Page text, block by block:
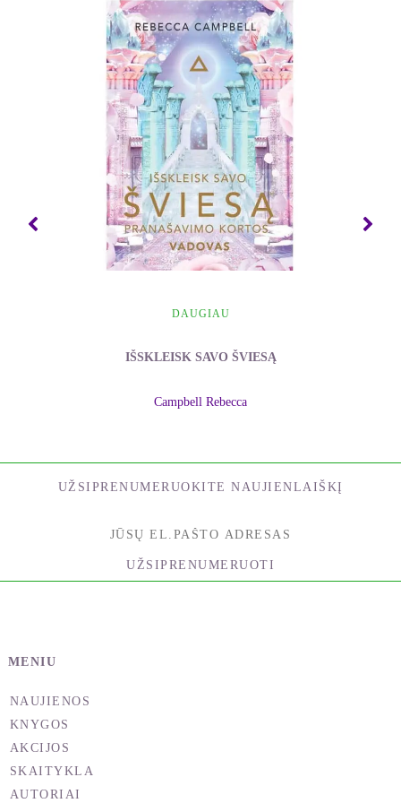
sukūrį, leiskis į kelionę dar nepažintais
Neringos sielos pasaulio toliais, atverk širdį per eilių
ritmą ir įžodintus jausmus plūstančiai meilei.
Skaitant kvėpuok, įkvėpdamas meilę ir
iškvėpdamas dėkingumą. Taip kurdami stebuklus,
dauginame TAIKĄ su Dievu savo širdyse.
Su meile, dėl meilės, apie meilę
Ala Tamulienė
Kiekvienas Neringos kūrinys - tai tarsi atskiri
tų paSaulių giliuose srautuose. Atrandi sau daugybę
Jie skirtingi, kaip skirtingos išgyventos akimirkos ir
gyvasties. Kiekvieną išgyveni tarsi atskirą
DAUGIAU
IŠSKLEISK SAVO ŠVIESĄ
Campbell Rebecca
UŽSIPRENUMERUOKITE NAUJIENLAIŠKĮ
UŽSIPRENUMERUOTI
MENIU
NAUJIENOS
KNYGOS
AKCIJOS
SKAITYKLA
AUTORIAI